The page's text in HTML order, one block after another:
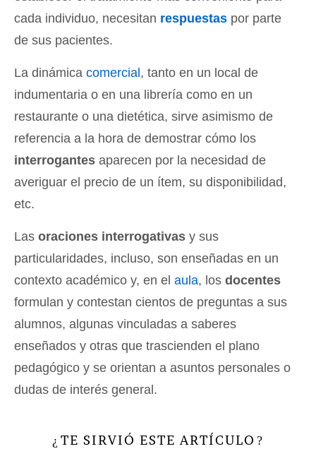
cada individuo, necesitan respuestas por parte
de sus pacientes.
La dinámica comercial , tanto en un local de
indumentaria o en una librería como en un
restaurante o una dietética, sirve asimismo de
referencia a la hora de demostrar cómo los
interrogantes aparecen por la necesidad de
averiguar el precio de un ítem, su disponibilidad,
etc.
Las oraciones interrogativas y sus
particularidades, incluso, son enseñadas en un
contexto académico y, en el aula, los docentes
formulan y contestan cientos de preguntas a sus
alumnos, algunas vinculadas a saberes
enseñados y otras que trascienden el plano
pedagógico y se orientan a asuntos personales o
dudas de interés general.
¿ TE SIRVIÓ ESTE ARTÍCULO ?